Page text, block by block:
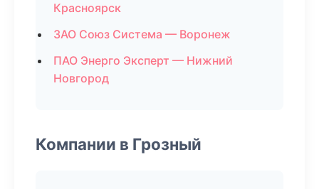
Красноярск
ЗАО Союз Система — Воронеж
ПАО Энерго Эксперт — Нижний
Новгород
Компании в Грозный